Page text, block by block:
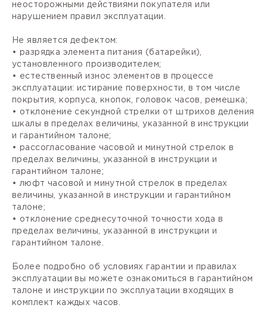
неосторожными действиями покупателя или
нарушением правил эксплуатации.
Не является дефектом:
• разрядка элемента питания (батарейки),
установленного производителем;
• естественный износ элементов в процессе
эксплуатации: истирание поверхности, в том числе
покрытия, корпуса, кнопок, головок часов, ремешка;
• отклонение секундной стрелки от штрихов деления
шкалы в пределах величины, указанной в инструкции
и гарантийном талоне;
• рассогласование часовой и минутной стрелок в
пределах величины, указанной в инструкции и
гарантийном талоне;
• люфт часовой и минутной стрелок в пределах
величины, указанной в инструкции и гарантийном
талоне;
• отклонение среднесуточной точности хода в
пределах величины, указанной в инструкции и
гарантийном талоне.
Более подробно об условиях гарантии и правилах
эксплуатации вы можете ознакомиться в гарантийном
талоне и инструкции по эксплуатации входящих в
комплект каждых часов.